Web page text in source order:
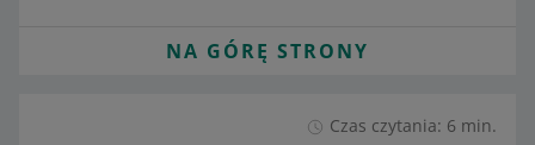
NA GÓRĘ STRONY
Czas czytania: 6 min.